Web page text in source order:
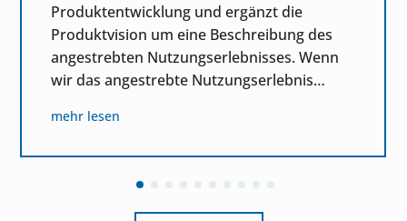
Produktentwicklung und ergänzt die
Produktvision um eine Beschreibung des
angestrebten Nutzungserlebnisses. Wenn
wir das angestrebte Nutzungserlebnis…
mehr lesen